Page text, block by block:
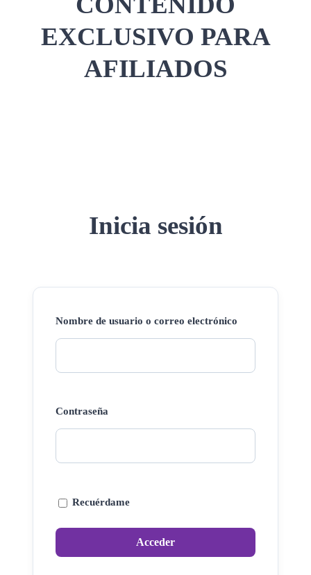
EXCLUSIVO PARA
AFILIADOS
Inicia sesión
Nombre de usuario o correo electrónico
Contraseña
Recuérdame